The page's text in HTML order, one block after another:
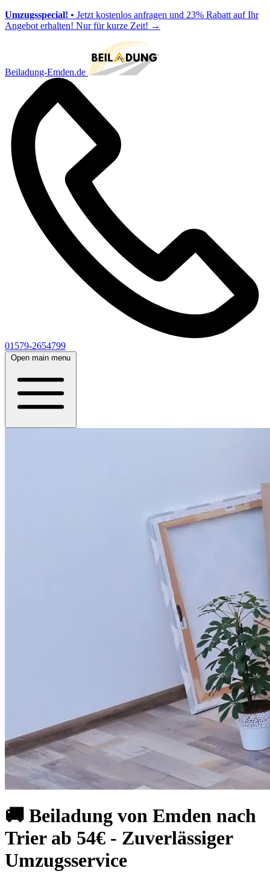
Umzugsspecial! • Jetzt kostenlos anfragen und 23% Rabatt auf Ihr
Angebot erhalten! Nur für kurze Zeit! →
Beiladung-Emden.de
01579-2654799
Open main menu
🚚 Beiladung von Emden nach
Trier ab 54€ - Zuverlässiger
Umzugsservice